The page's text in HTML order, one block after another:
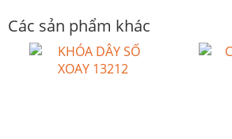
Các sản phẩm khác